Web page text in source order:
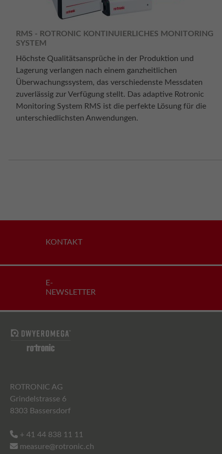
RMS - ROTRONIC KONTINUIERLICHES MONITORING
SYSTEM
Höchste Qualitätsansprüche in der Produktion und
Lagerung verlangen nach einem ganzheitlichen
Überwachungssystem, das verschiedenste Messdaten
zuverlässig zur Verfügung stellt. Das adaptive Rotronic
Monitoring System RMS ist die perfekte Lösung für die
unterschiedlichsten Anwendungen.
KONTAKT
E-
NEWSLETTER
ROTRONIC AG
Grindelstrasse 6
8303 Bassersdorf
+ 41 44 838 11 11
measure@rotronic.ch